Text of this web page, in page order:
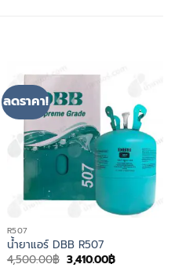
ลดราคา!
R507
น้ำยาแอร์ DBB R507
4,500.00฿ Original
price
3,410.00฿Current
price